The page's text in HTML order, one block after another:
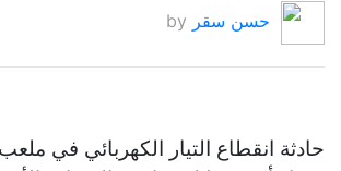
by حسن سقر
حادثة انقطاع التيار الكهربائي في